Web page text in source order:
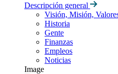
Descripción general
Visión, Misión,
Historia
Gente
Finanzas
Empleos
Noticias
Image